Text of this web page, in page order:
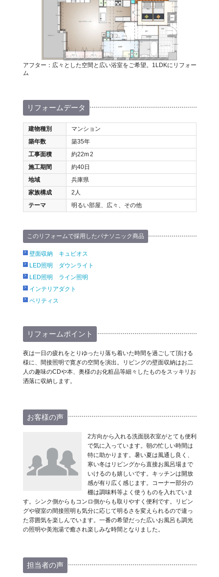
アフター：広々とした空間と広い浴室をご希望。1LDKにリフォー
ム
リフォームデータ
建物種別
マンション
築年数
築35年
工事面積
約22m2
施工期間
約40日
地域
兵庫県
家族構成
2人
テーマ
明るい部屋、広々、その他
このリフォームで採用したパナソニック商品
壁面収納 キュビオス
LED照明 ダウンライト
LED照明 ライン照明
インテリアダクト
ベリティス
リフォームポイント
夜は一日の疲れをとりゆったり落ち着いた時間を過ごして頂ける
様に、間接照明で寛ぎの空間を演出。リビングの壁面収納はお二
人の趣味のCDや本、奥様のお化粧品等細々したものをスッキリお
洒落に収納します。
お客様の声
2方向から入れる洗面脱衣室がとても便利
で気に入っています。朝の忙しい時間は
特に助かります。暑い夏は風通し良く、
寒い冬はリビングから直接お風呂場まで
いけるのも嬉しいです。キッチンは開放
感が有り広く感じます。コーナー部分の
棚は調味料等よく使うものを入れていま
す。シンク側からもコンロ側からも取りやすく便利です。リビン
グや寝室の間接照明も気分に応じて明るさを変えられるので違っ
た雰囲気を楽しんでいます。一番の希望だった広いお風呂も調光
の照明や美泡湯で癒され楽しみな時間となりました。
担当者の声